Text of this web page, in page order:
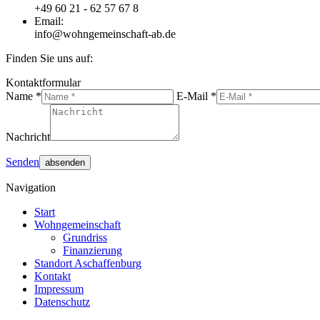
+49 60 21 - 62 57 67 8
Email:
info@wohngemeinschaft-ab.de
Finden Sie uns auf:
E-
Mail
in
window
Website
page
new
Kontaktformular
Name *
E-Mail *
Nachricht
Senden
Navigation
Start
Wohngemeinschaft
Grundriss
Finanzierung
Standort Aschaffenburg
Kontakt
Impressum
Datenschutz